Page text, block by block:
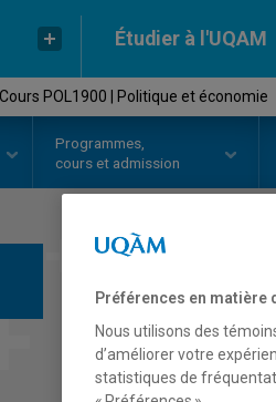
Étudier à l'UQAM
Cours POL1900 | Politique et économie
Programmes,
cours et admission
COURS//
Préférences en matière
Nous utilisons des
d’améliorer votre
statistiques de